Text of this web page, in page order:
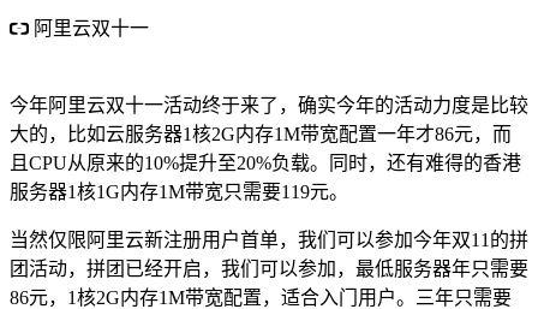
阿里云双十一
今年阿里云双十一活动终于来了，确实今年的活动力度是比较
大的，比如云服务器1核2G内存1M带宽配置一年才86元，而
且CPU从原来的10%提升至20%负载。同时，还有难得的香港
服务器1核1G内存1M带宽只需要119元。
当然仅限阿里云新注册用户首单，我们可以参加今年双11的拼
团活动，拼团已经开启，我们可以参加，最低服务器年只需要
86元，1核2G内存1M带宽配置，适合入门用户。三年只需要